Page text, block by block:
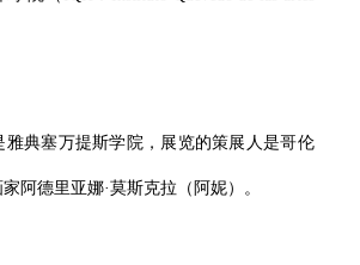
雅典塞万提斯学院，展览的策展人是哥伦
阿德里亚娜·莫斯克拉（阿妮）。